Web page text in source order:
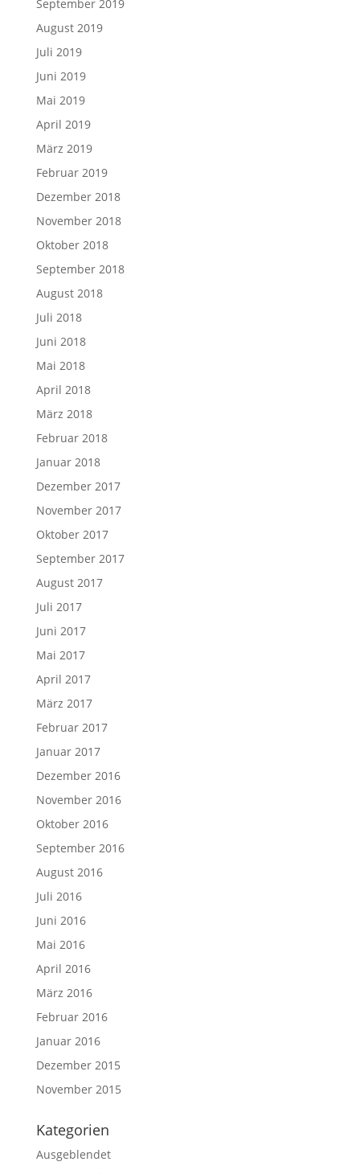
September 2019
August 2019
Juli 2019
Juni 2019
Mai 2019
April 2019
März 2019
Februar 2019
Dezember 2018
November 2018
Oktober 2018
September 2018
August 2018
Juli 2018
Juni 2018
Mai 2018
April 2018
März 2018
Februar 2018
Januar 2018
Dezember 2017
November 2017
Oktober 2017
September 2017
August 2017
Juli 2017
Juni 2017
Mai 2017
April 2017
März 2017
Februar 2017
Januar 2017
Dezember 2016
November 2016
Oktober 2016
September 2016
August 2016
Juli 2016
Juni 2016
Mai 2016
April 2016
März 2016
Februar 2016
Januar 2016
Dezember 2015
November 2015
Kategorien
Ausgeblendet